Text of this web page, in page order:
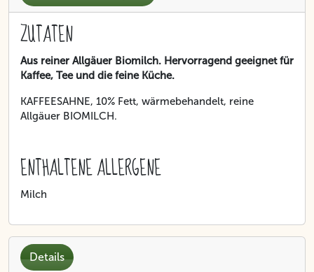
ZUTATEN
Aus reiner Allgäuer Biomilch. Hervorragend geeignet für
Kaffee, Tee und die feine Küche.
KAFFEESAHNE, 10% Fett, wärmebehandelt, reine
Allgäuer BIOMILCH.
ENTHALTENE ALLERGENE
Milch
Details